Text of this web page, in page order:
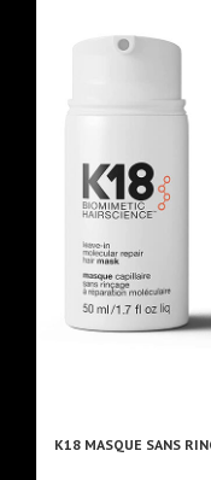
K18 MASQUE SANS